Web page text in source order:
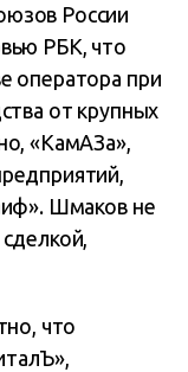
России
РБК, что
оператора при
от крупных
«КамАЗа»,
Шмаков не
что